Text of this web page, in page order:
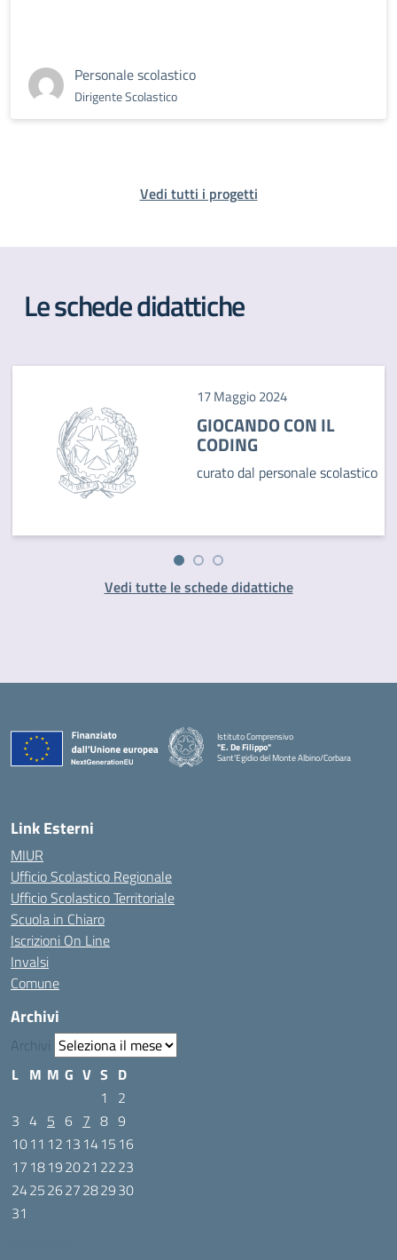
Personale scolastico
Dirigente Scolastico
Vedi tutti i progetti
Le schede didattiche
17 Maggio 2024
GIOCANDO CON IL
CODING
curato dal personale scolastico
Vedi tutte le schede didattiche
Istituto Comprensivo
"E. De Filippo"
Sant'Egidio del Monte Albino/Corbara
Link Esterni
MIUR
Ufficio Scolastico Regionale
Ufficio Scolastico Territoriale
Scuola in Chiaro
Iscrizioni On Line
Invalsi
Comune
Archivi
Archivi
L M M G V S D
1
2
3 4 5 6 7 8 9
1011 12 13 1415 16
17 18192021 2223
24252627282930
31